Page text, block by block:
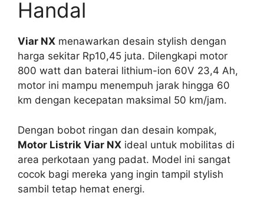
Handal
Viar NX menawarkan desain stylish dengan
harga sekitar Rp10,45 juta. Dilengkapi motor
800 watt dan baterai lithium-ion 60V 23,4 Ah,
motor ini mampu menempuh jarak hingga 60
km dengan kecepatan maksimal 50 km/jam.
Dengan bobot ringan dan desain kompak,
Motor Listrik Viar NX ideal untuk mobilitas di
area perkotaan yang padat. Model ini sangat
cocok bagi mereka yang ingin tampil stylish
sambil tetap hemat energi.